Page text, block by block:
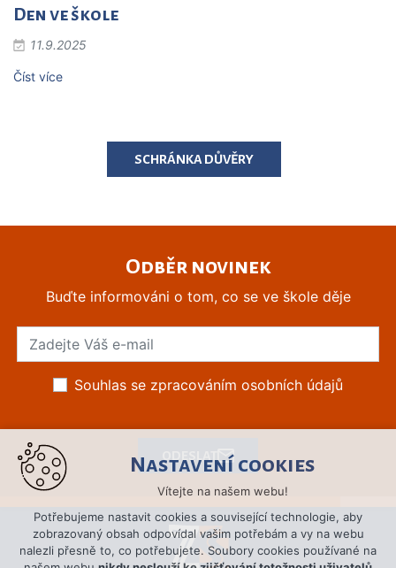
SCHRÁNKA DŮVĚRY
Den ve škole
11.9.2025
Číst více
Odběr novinek
Buďte informováni o tom, co se ve škole děje
Souhlas se zpracováním osobních údajů
Nastavení cookies
Vítejte na našem webu!
Potřebujeme nastavit cookies a související technologie, aby
zobrazovaný obsah odpovídal vašim potřebám a vy na webu
nalezli přesně to, co potřebujete. Soubory cookies používané na